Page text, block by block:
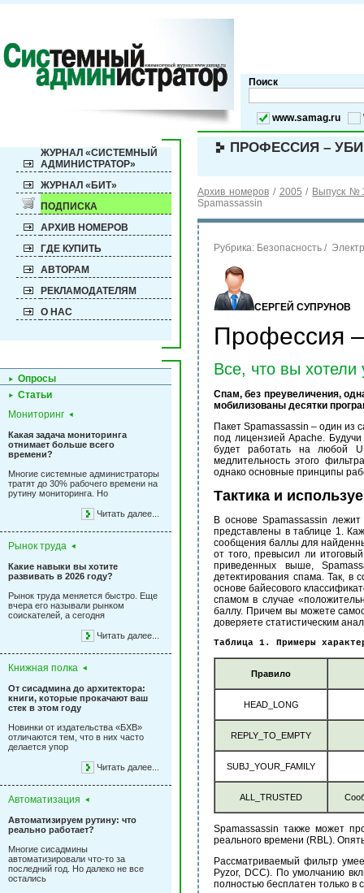
Поиск
www.samag.ru
ЖУРНАЛ «СИСТЕМНЫЙ
АДМИНИСТРАТОР»
ЖУРНАЛ «БИТ»
ПОДПИСКА
АРХИВ НОМЕРОВ
ГДЕ КУПИТЬ
АВТОРАМ
РЕКЛАМОДАТЕЛЯМ
О НАС
Опросы
Статьи
Мониторинг
Какая задача мониторинга
отнимает больше всего
времени?
Многие системные администраторы
тратят до 30% рабочего времени на
рутину мониторинга. Но
Читать далее...
Рынок труда
Какие навыки вы хотите
развивать в 2026 году?
Рынок труда меняется быстро. Еще
вчера его называли рынком
соискателей, а сегодня
Читать далее...
Книжная полка
От сисадмина до архитектора:
книги, которые прокачают ваш
стек в этом году
Новинки от издательства «БХВ»
отличаются тем, что в них часто
делается упор
Читать далее...
Автоматизация
Автоматизируем рутину: что
реально работает?
Многие сисадмины
автоматизировали что-то за
последний год. Но далеко не все
остались
ПРОФЕССИЯ –
Архив номеров / 2005 / Выпуск
Spamassassin
Рубрика: Безопасность /
СЕРГЕЙ СУПРУНОВ
Профессия
Все, что вы хотели
Спам, без преувеличения,
мобилизованы десятки
Пакет Spamassassin – один из
под лицензией Apache.
будет работать на любой
медлительность этого
однако основные принципы
Тактика и
В основе Spamassassin
представлены в таблице 1.
сообщения баллы для
от того, превысил ли
приведенных выше,
детектирования спама. Так, в
основе байесового
спамом в случае
баллу. Причем вы можете
доверяете статистическим
Таблица 1. Примеры
Правило
HEAD_LONG
REPLY_TO_EMPTY
SUBJ_YOUR_FAMILY
ALL_TRUSTED
Spamassassin также может
реального времени (RBL).
Рассматриваемый фильтр
Pyzor, DCC). По умолчанию
полностью бесплатен только в